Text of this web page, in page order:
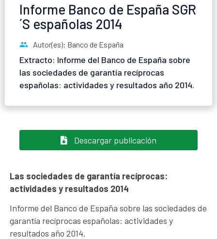
Informe Banco de España SGR
´S españolas 2014
Autor(es): Banco de España
Extracto: Informe del Banco de España sobre
las sociedades de garantía recíprocas
españolas: actividades y resultados año 2014.
Descargar publicación
Las sociedades de garantía recíprocas:
actividades y resultados 2014
Informe del Banco de España sobre las sociedades de
garantía recíprocas españolas: actividades y
resultados año 2014.